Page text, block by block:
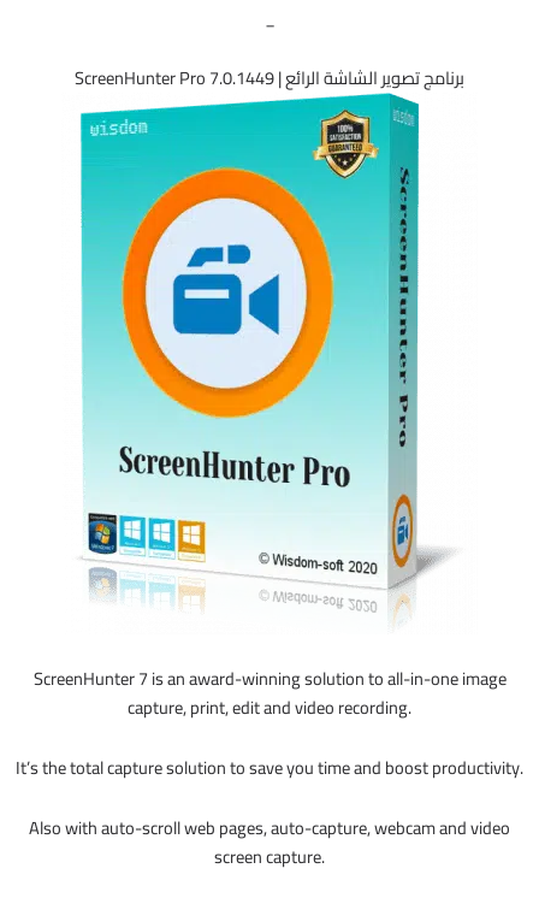
_
برنامج تصوير الشاشة الرائع | ScreenHunter Pro 7.0.1449
ScreenHunter 7 is an award-winning solution to all-in-one image
capture, print, edit and video recording.
It’s the total capture solution to save you time and boost productivity.
Also with auto-scroll web pages, auto-capture, webcam and video
screen capture.